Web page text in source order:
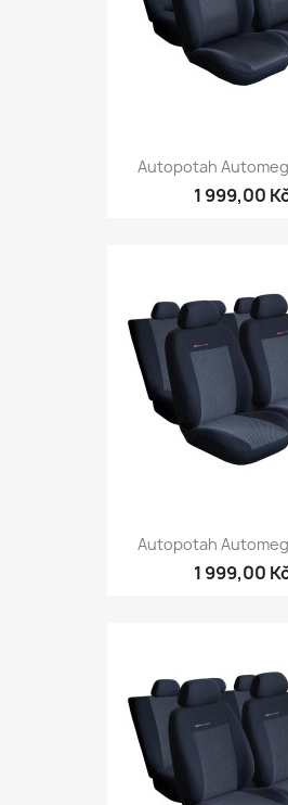
Autopotah
1 999,00
Autopotah
1 999,00